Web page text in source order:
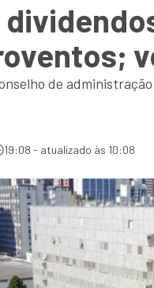
de
19:08 - atualizado às 10:08